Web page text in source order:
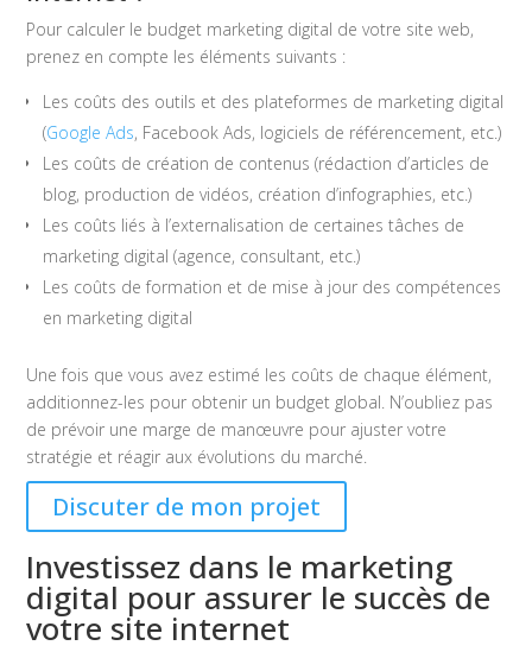
Pour calculer le budget marketing digital de votre site web,
prenez en compte les éléments suivants :
Les coûts des outils et des plateformes de marketing digital
(Google Ads, Facebook Ads, logiciels de référencement, etc.)
Les coûts de création de contenus (rédaction d’articles de
blog, production de vidéos, création d’infographies, etc.)
Les coûts liés à l’externalisation de certaines tâches de
marketing digital (agence, consultant, etc.)
Les coûts de formation et de mise à jour des compétences
en marketing digital
Une fois que vous avez estimé les coûts de chaque élément,
additionnez-les pour obtenir un budget global. N’oubliez pas
de prévoir une marge de manœuvre pour ajuster votre
stratégie et réagir aux évolutions du marché.
Discuter de mon projet
Investissez dans le marketing
digital pour assurer le succès de
votre site internet